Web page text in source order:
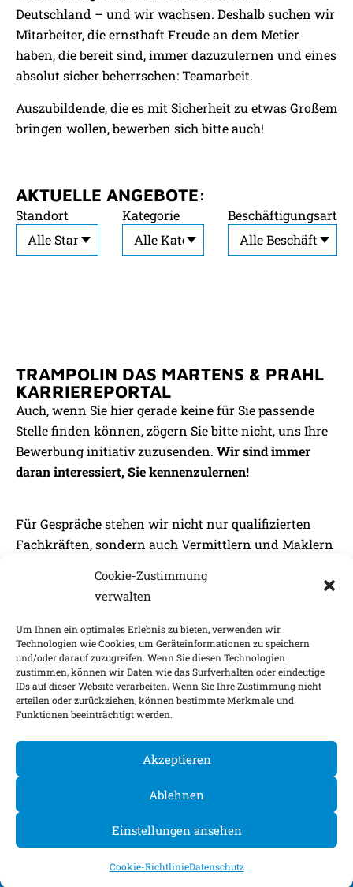
Cookie-Zustimmung
verwalten
Um Ihnen ein optimales Erlebnis zu bieten, verwenden wir
Technologien wie Cookies, um Geräteinformationen zu speichern
und/oder darauf zuzugreifen. Wenn Sie diesen Technologien
zustimmen, können wir Daten wie das Surfverhalten oder eindeutige
IDs auf dieser Website verarbeiten. Wenn Sie Ihre Zustimmung nicht
erteilen oder zurückziehen, können bestimmte Merkmale und
Funktionen beeinträchtigt werden.
Akzeptieren
Ablehnen
Einstellungen ansehen
Cookie-RichtlinieDatenschutz
Deutschland – und wir wachsen. Deshalb suchen wir
Mitarbeiter, die ernsthaft Freude an dem Metier
haben, die bereit sind, immer dazuzulernen und eines
absolut sicher beherrschen: Teamarbeit.
Auszubildende, die es mit Sicherheit zu etwas Großem
bringen wollen, bewerben sich bitte auch!
AKTUELLE ANGEBOTE:
Standort Kategorie Beschäftigungsart
TRAMPOLIN DAS MARTENS & PRAHL
KARRIEREPORTAL
Auch, wenn Sie hier gerade keine für Sie passende
Stelle finden können, zögern Sie bitte nicht, uns Ihre
Bewerbung initiativ zuzusenden. Wir sind immer
daran interessiert, Sie kennenzulernen!
Für Gespräche stehen wir nicht nur qualifizierten
Fachkräften, sondern auch Vermittlern und Maklern
ZUM KARRIEREPORTAL
Impressum Nachhaltigkeitsfaktoren
Datenschutz Barrierefreiheit
Cookie-Einstellungen
©